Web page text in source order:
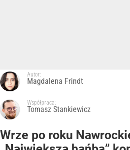
Autor:
Magdalena Frindt
Współpraca:
Tomasz Stankiewicz
Wrze po roku